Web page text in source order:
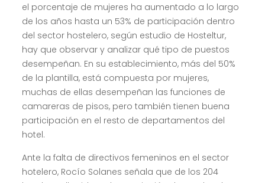
el porcentaje de mujeres ha aumentado a lo largo
de los años hasta un 53% de participación dentro
del sector hostelero, según estudio de Hosteltur,
hay que observar y analizar qué tipo de puestos
desempeñan. En su establecimiento, más del 50%
de la plantilla, está compuesta por mujeres,
muchas de ellas desempeñan las funciones de
camareras de pisos, pero también tienen buena
participación en el resto de departamentos del
hotel.
Ante la falta de directivos femeninos en el sector
hotelero, Rocío Solanes señala que de los 204